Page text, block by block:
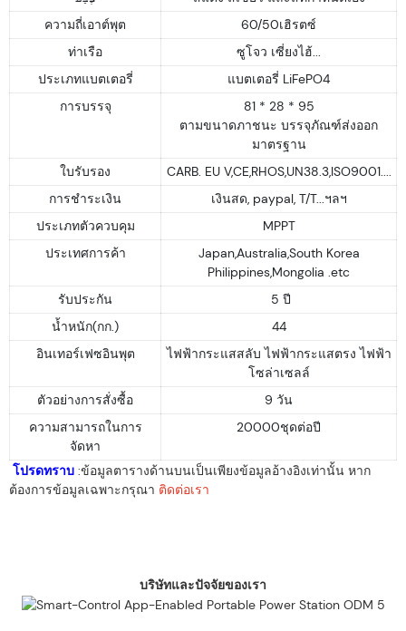
ความถี่เอาต์พุต
60/50เฮิรตซ์
ท่าเรือ
ซูโจว เซี่ยงไฮ้...
ประเภทแบตเตอรี่
แบตเตอรี่ LiFePO4
การบรรจุ
81 * 28 * 95
ตามขนาดภาชนะ บรรจุภัณฑ์ส่งออก
มาตรฐาน
ใบรับรอง
CARB. EU V,CE,RHOS,UN38.3,ISO9001....
การชำระเงิน
เงินสด, paypal, T/T...ฯลฯ
ประเภทตัวควบคุม
MPPT
ประเทศการค้า
Japan,Australia,South Korea
Philippines,Mongolia .etc
รับประกัน
5 ปี
น้ำหนัก(กก.)
44
อินเทอร์เฟซอินพุต
ไฟฟ้ากระแสสลับ ไฟฟ้ากระแสตรง ไฟฟ้า
โซล่าเซลล์
ตัวอย่างการสั่งซื้อ
9 วัน
ความสามารถในการ
จัดหา
20000ชุดต่อปี
โปรดทราบ :ข้อมูลตารางด้านบนเป็นเพียงข้อมูลอ้างอิงเท่านั้น หาก
ต้องการข้อมูลเฉพาะกรุณา ติดต่อเรา
บริษัทและปัจจัยของเรา